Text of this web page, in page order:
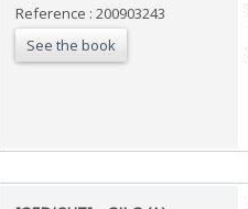
Reference : 200903243
See the book